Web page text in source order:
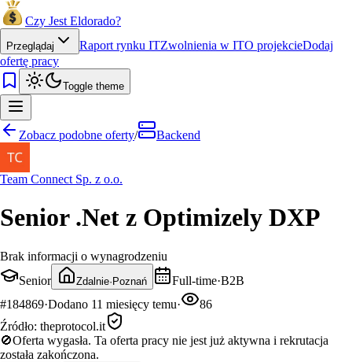
Czy Jest Eldorado?
Przeglądaj Raport rynku ITZwolnienia w ITO projekcieDodaj
ofertę pracy
Toggle theme
Zobacz podobne oferty/ Backend
Team Connect Sp. z o.o.
Senior .Net z Optimizely DXP
Brak informacji o wynagrodzeniu
Senior
Zdalnie· Poznań Full-time·B2B
#184869·Dodano 11 miesięcy temu·
86
Źródło: theprotocol.it
🚫Oferta wygasła. Ta oferta pracy nie jest już aktywna i rekrutacja
została zakończona.